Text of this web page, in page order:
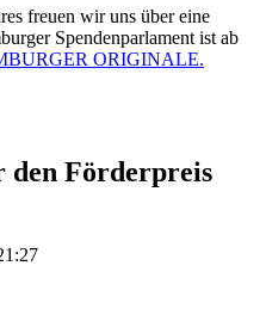
freuen wir uns über eine
Spendenparlament ist ab
ORIGINALE.
den Förderpreis